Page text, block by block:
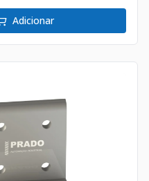
Adicionar